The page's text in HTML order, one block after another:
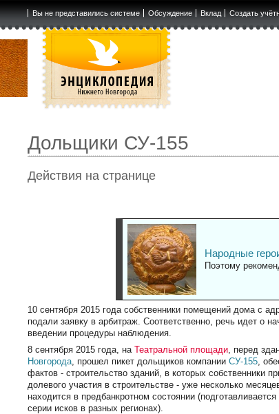
Вы не представились системе Обсуждение Вклад Создать
Дольщики СУ-155
Действия на странице
Народные
Поэтому
10 сентября 2015 года собственники помещений дома с
подали заявку в арбитраж. Соответственно, речь идет о
введении процедуры наблюдения.
8 сентября 2015 года, наТеатральной площади , перед
Новгорода , прошел пикет дольщиков компанииСУ-155 ,
фактов - строительство зданий, в которых собственники
долевого участия в строительстве - уже несколько
находится в предбанкротном состоянии
серии исков в разных регионах).